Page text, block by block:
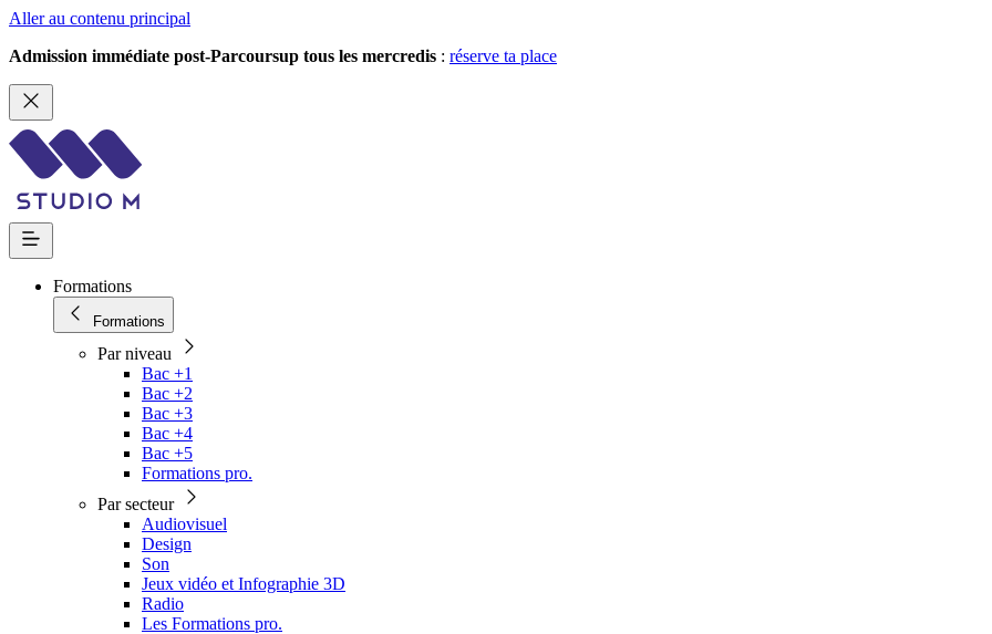
Aller au contenu principal
Admission immédiate post-Parcoursup tous les mercredis : réserve ta place
Formations
Formations
Par niveau
Bac +1
Bac +2
Bac +3
Bac +4
Bac +5
Formations pro.
Par secteur
Audiovisuel
Design
Son
Jeux vidéo et Infographie 3D
Radio
Les Formations pro.